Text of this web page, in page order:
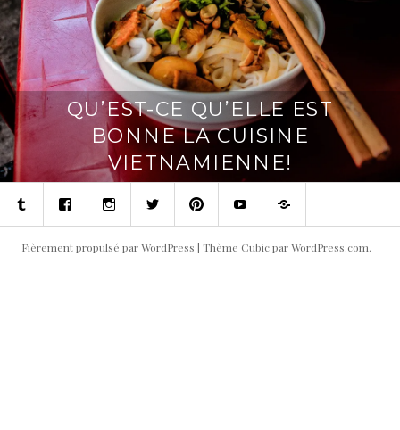
QU’EST-CE QU’ELLE EST
BONNE LA CUISINE
VIETNAMIENNE!
TumblrFacebookInstagramTwitterPinterestYoutubeContact
Fièrement propulsé par WordPress | Thème Cubic parWordPress.com.